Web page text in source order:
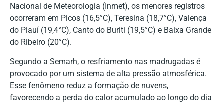
Nacional de Meteorologia (Inmet), os menores registros
ocorreram em Picos (16,5°C), Teresina (18,7°C), Valença
do Piauí (19,4°C), Canto do Buriti (19,5°C) e Baixa Grande
do Ribeiro (20°C).
Segundo a Semarh, o resfriamento nas madrugadas é
provocado por um sistema de alta pressão atmosférica.
Esse fenômeno reduz a formação de nuvens,
favorecendo a perda do calor acumulado ao longo do dia